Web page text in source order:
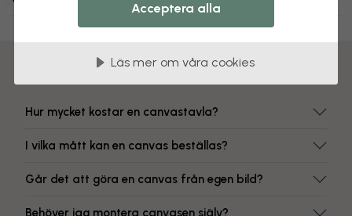
Hur mycket kostar en canvastavla?
I vilka mått kan en canvas beställas?
Går det att göra en canvas från egen bild?
Behöver jag montera canvasen själv?
Acceptera alla
Läs mer om våra cookies